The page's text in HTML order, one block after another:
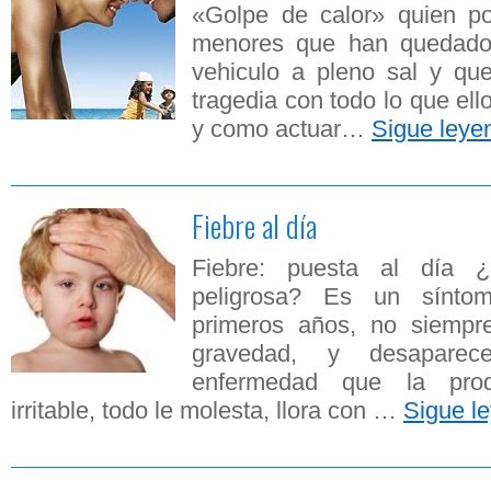
«Golpe de calor» quien
menores que han
vehiculo a pleno sal y
tragedia con todo lo que
y como actuar… Sigue
Fiebre al día
Fiebre: puesta al día
peligrosa? Es un
primeros años, no
gravedad, y
enfermedad que la
irritable, todo le molesta, llora con … Sigue